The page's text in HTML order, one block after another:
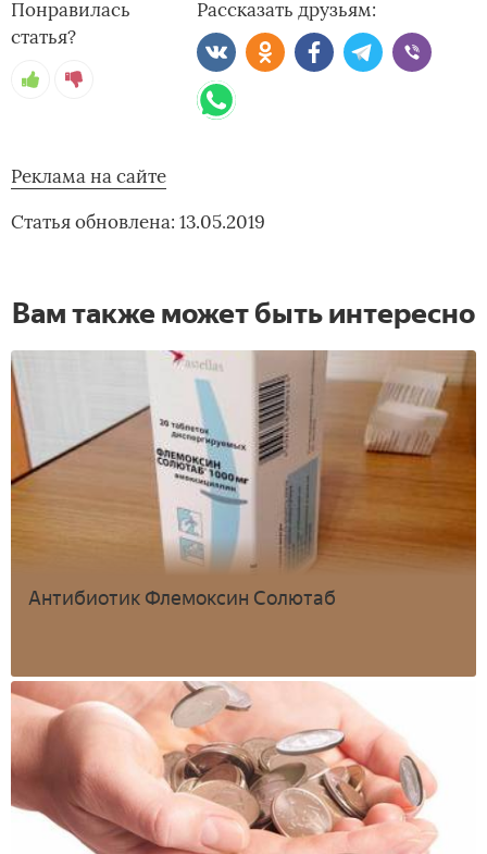
Понравилась
статья?
Рассказать друзьям:
Реклама на сайте
Статья обновлена: 13.05.2019
Вам также может быть интересно
Антибиотик Флемоксин Солютаб